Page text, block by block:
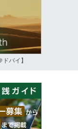
バイ】